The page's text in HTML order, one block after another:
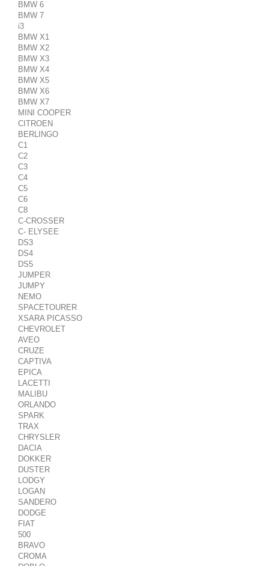
BMW 6
BMW 7
i3
BMW X1
BMW X2
BMW X3
BMW X4
BMW X5
BMW X6
BMW X7
MINI COOPER
CITROEN
BERLINGO
C1
C2
C3
C4
C5
C6
C8
C-CROSSER
C- ELYSEE
DS3
DS4
DS5
JUMPER
JUMPY
NEMO
SPACETOURER
XSARA PICASSO
CHEVROLET
AVEO
CRUZE
CAPTIVA
EPICA
LACETTI
MALIBU
ORLANDO
SPARK
TRAX
CHRYSLER
DACIA
DOKKER
DUSTER
LODGY
LOGAN
SANDERO
DODGE
FIAT
500
BRAVO
CROMA